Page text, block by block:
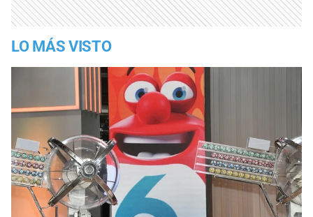
LO MÁS VISTO